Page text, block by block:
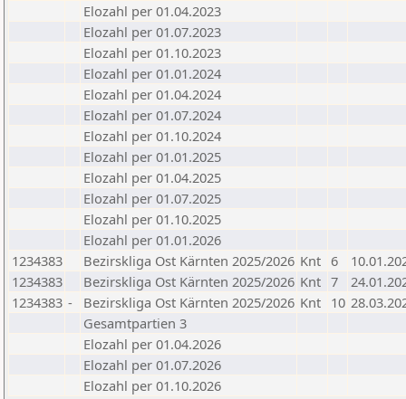
Elozahl per 01.04.2023
Elozahl per 01.07.2023
Elozahl per 01.10.2023
Elozahl per 01.01.2024
Elozahl per 01.04.2024
Elozahl per 01.07.2024
Elozahl per 01.10.2024
Elozahl per 01.01.2025
Elozahl per 01.04.2025
Elozahl per 01.07.2025
Elozahl per 01.10.2025
Elozahl per 01.01.2026
1234383
Bezirskliga Ost Kärnten 2025/2026 Knt 6
1234383
Bezirskliga Ost Kärnten 2025/2026 Knt 7
1234383 - Bezirskliga Ost Kärnten 2025/2026 Knt 10
Gesamtpartien 3
Elozahl per 01.04.2026
Elozahl per 01.07.2026
Elozahl per 01.10.2026